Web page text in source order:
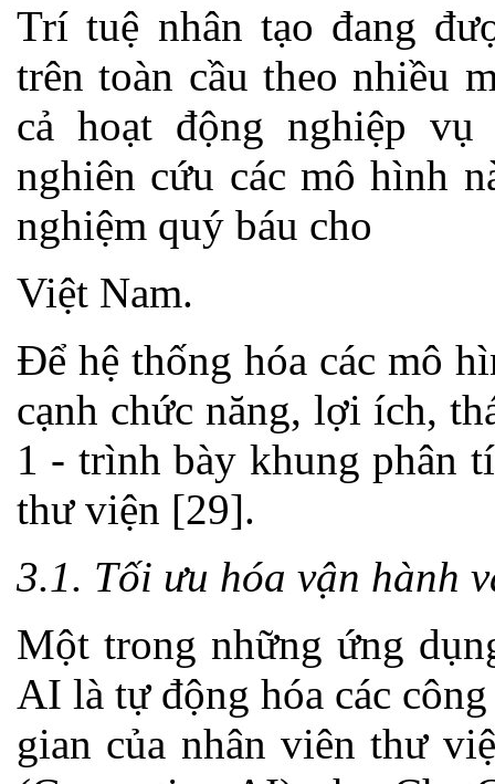
Trí tuệ nhân tạo đang
trên toàn cầu theo nhiều
cả hoạt động nghiệp
nghiên cứu các mô hình
nghiệm quý báu cho
Việt Nam.
Để hệ thống hóa các mô
cạnh chức năng, lợi ích,
1 - trình bày khung phân
thư viện [29].
3.1. Tối ưu hóa vận hành
Một trong những ứng
AI là tự động hóa các
gian của nhân viên thư